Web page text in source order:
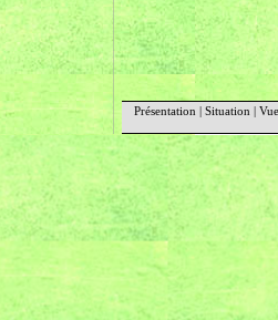
Présentation | Situation |